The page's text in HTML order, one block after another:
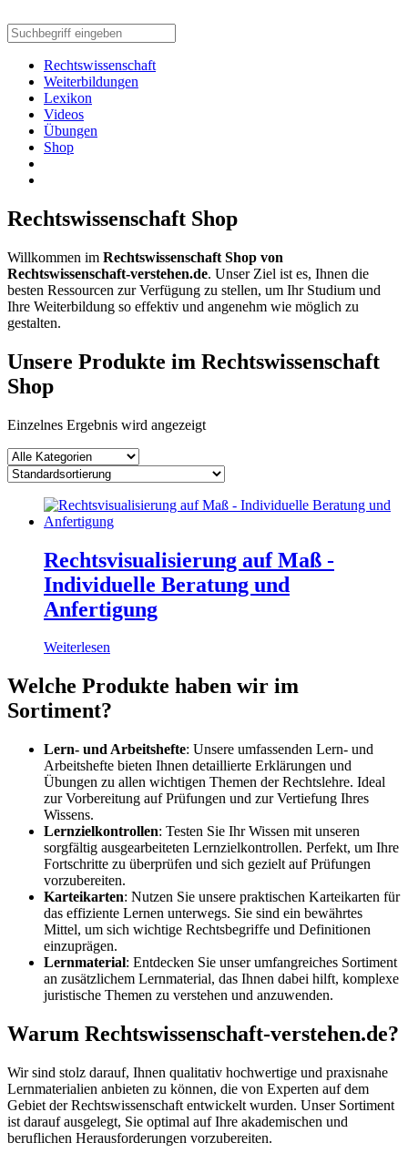
Rechtswissenschaft
Weiterbildungen
Lexikon
Videos
Übungen
Shop
Rechtswissenschaft Shop
Willkommen im Rechtswissenschaft Shop von
Rechtswissenschaft-verstehen.de. Unser Ziel ist es, Ihnen die
besten Ressourcen zur Verfügung zu stellen, um Ihr Studium und
Ihre Weiterbildung so effektiv und angenehm wie möglich zu
gestalten.
Unsere Produkte im Rechtswissenschaft
Shop
Einzelnes Ergebnis wird angezeigt
Rechtsvisualisierung auf Maß -
Individuelle Beratung und
Anfertigung
Weiterlesen
Welche Produkte haben wir im
Sortiment?
Lern- und Arbeitshefte: Unsere umfassenden Lern- und
Arbeitshefte bieten Ihnen detaillierte Erklärungen und
Übungen zu allen wichtigen Themen der Rechtslehre. Ideal
zur Vorbereitung auf Prüfungen und zur Vertiefung Ihres
Wissens.
Lernzielkontrollen: Testen Sie Ihr Wissen mit unseren
sorgfältig ausgearbeiteten Lernzielkontrollen. Perfekt, um Ihre
Fortschritte zu überprüfen und sich gezielt auf Prüfungen
vorzubereiten.
Karteikarten: Nutzen Sie unsere praktischen Karteikarten für
das effiziente Lernen unterwegs. Sie sind ein bewährtes
Mittel, um sich wichtige Rechtsbegriffe und Definitionen
einzuprägen.
Lernmaterial: Entdecken Sie unser umfangreiches Sortiment
an zusätzlichem Lernmaterial, das Ihnen dabei hilft, komplexe
juristische Themen zu verstehen und anzuwenden.
Warum Rechtswissenschaft-verstehen.de?
Wir sind stolz darauf, Ihnen qualitativ hochwertige und praxisnahe
Lernmaterialien anbieten zu können, die von Experten auf dem
Gebiet der Rechtswissenschaft entwickelt wurden. Unser Sortiment
ist darauf ausgelegt, Sie optimal auf Ihre akademischen und
beruflichen Herausforderungen vorzubereiten.